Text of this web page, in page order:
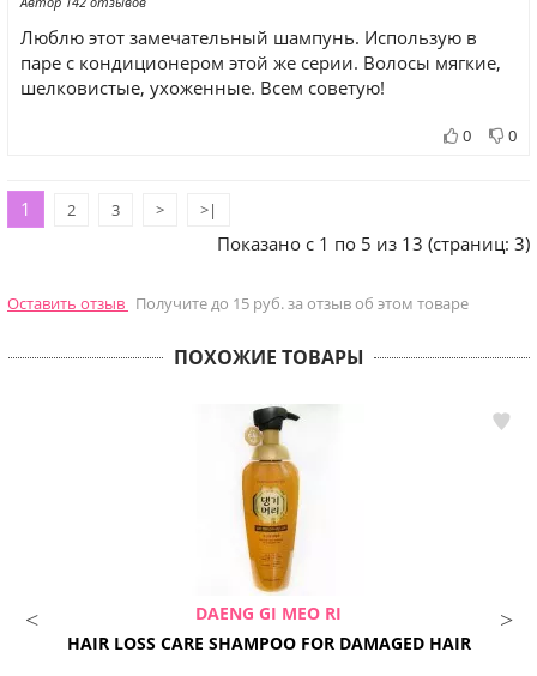
Люблю этот замечательный шампунь. Использую в
паре с кондиционером этой же серии. Волосы мягкие,
шелковистые, ухоженные. Всем советую!
0 0
1 2 3 > >|
Показано с 1 по 5 из 13 (страниц: 3)
Оставить отзыв Получите до 15 руб. за отзыв об этом товаре
ПОХОЖИЕ ТОВАРЫ
DAENG GI MEO RI
HAIR LOSS CARE SHAMPOO FOR DAMAGED HAIR